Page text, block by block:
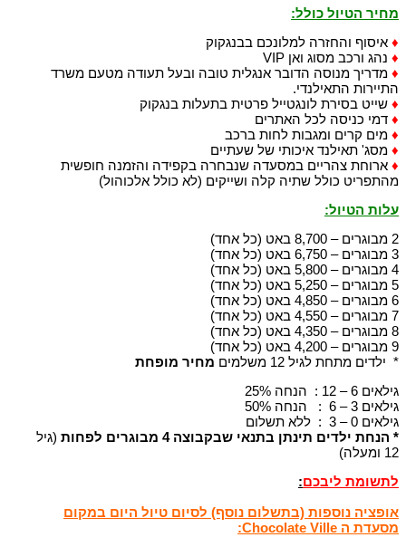
מחיר הטיול כולל:
♦ איסוף והחזרה למלונכם בבנגקוק
♦ נהג ורכב מסוג ואן VIP
♦ מדריך מנוסה הדובר אנגלית טובה ובעל תעודה מטעם משרד
התיירות התאילנדי.
♦ שייט בסירת לונגטייל פרטית בתעלות בנגקוק
♦ דמי כניסה לכל האתרים
♦ מים קרים ומגבות לחות ברכב
♦ מסג' תאילנד איכותי של שעתיים
♦ ארוחת צהריים במסעדה שנבחרה בקפידה והזמנה חופשית
מהתפריט כולל שתיה קלה ושייקים (לא כולל אלכוהול)
עלות הטיול:
2 מבוגרים – 8,700 באט (כל אחד)
3 מבוגרים – 6,750 באט (כל אחד)
4 מבוגרים – 5,800 באט (כל אחד)
5 מבוגרים – 5,250 באט (כל אחד)
6 מבוגרים – 4,850 באט (כל אחד)
7 מבוגרים – 4,550 באט (כל אחד)
8 מבוגרים – 4,350 באט (כל אחד)
9 מבוגרים – 4,200 באט (כל אחד)
* ילדים מתחת לגיל 12 משלמים
מחיר מופחת
גילאים 6 – 12 : הנחה 25%
גילאים 3 – 6 : הנחה 50%
גילאים 0 – 3 : ללא תשלום
* הנחת ילדים תינתן בתנאי שבקבוצה 4 מבוגרים לפחות
(גיל
12 ומעלה)
לתשומת ליבכם:
אופציה נוספות (בתשלום נוסף) לסיום טיול היום במקום
מסעדת ה Chocolate Ville: